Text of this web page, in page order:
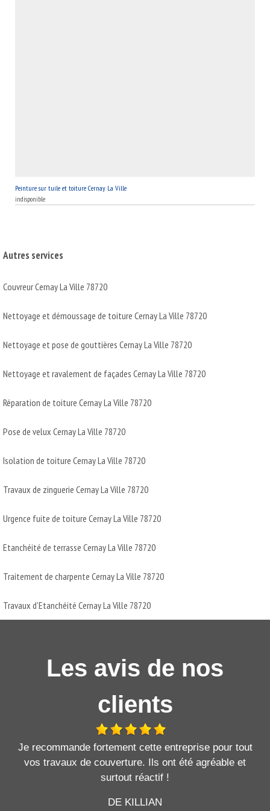
Peinture sur tuile et toiture Cernay La Ville
indisponible
Autres services
Couvreur Cernay La Ville 78720
Nettoyage et démoussage de toiture Cernay La Ville 78720
Nettoyage et pose de gouttières Cernay La Ville 78720
Nettoyage et ravalement de façades Cernay La Ville 78720
Réparation de toiture Cernay La Ville 78720
Pose de velux Cernay La Ville 78720
Isolation de toiture Cernay La Ville 78720
Travaux de zinguerie Cernay La Ville 78720
Urgence fuite de toiture Cernay La Ville 78720
Etanchéité de terrasse Cernay La Ville 78720
Traitement de charpente Cernay La Ville 78720
Travaux d'Etanchéité Cernay La Ville 78720
Les avis de nos
clients
Je recommande fortement cette entreprise pour tout
vos travaux de couverture. Ils ont été agréable et
surtout réactif !
DE KILLIAN